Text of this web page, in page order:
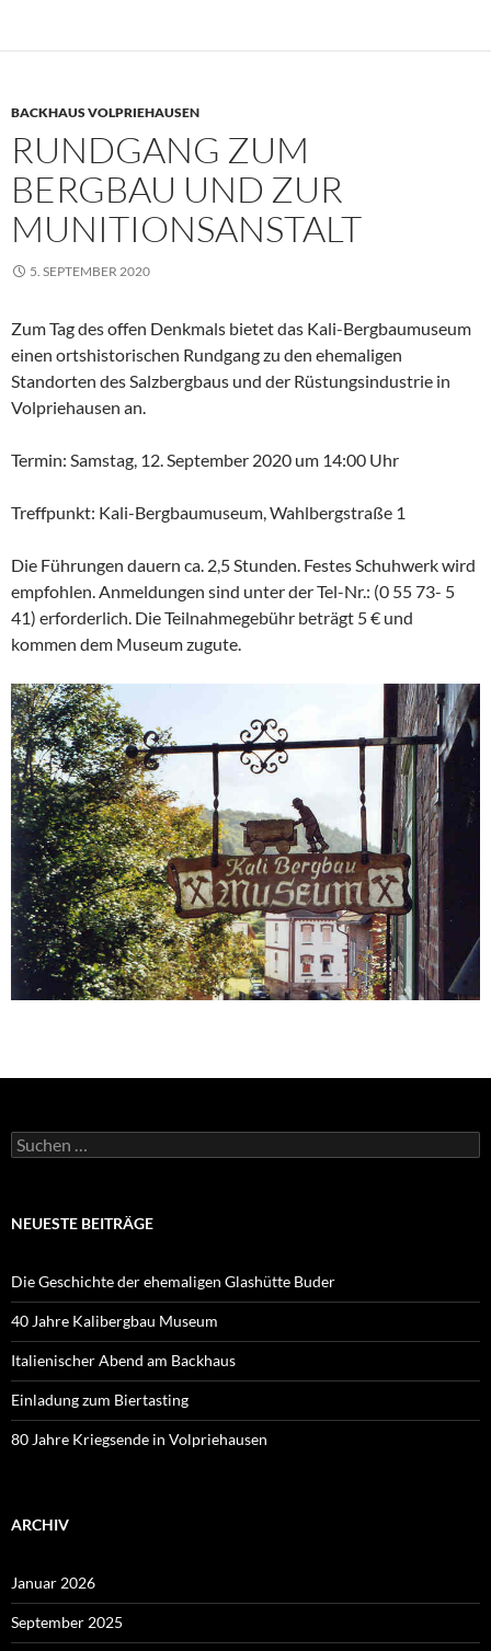
BACKHAUS VOLPRIEHAUSEN
RUNDGANG ZUM
BERGBAU UND ZUR
MUNITIONSANSTALT
5. SEPTEMBER 2020
Zum Tag des offen Denkmals bietet das Kali-Bergbaumuseum
einen ortshistorischen Rundgang zu den ehemaligen
Standorten des Salzbergbaus und der Rüstungsindustrie in
Volpriehausen an.
Termin: Samstag, 12. September 2020 um 14:00 Uhr
Treffpunkt: Kali-Bergbaumuseum, Wahlbergstraße 1
Die Führungen dauern ca. 2,5 Stunden. Festes Schuhwerk wird
empfohlen. Anmeldungen sind unter der Tel-Nr.: (0 55 73- 5
41) erforderlich. Die Teilnahmegebühr beträgt 5 € und
kommen dem Museum zugute.
Suchen
nach:
NEUESTE BEITRÄGE
Die Geschichte der ehemaligen Glashütte Buder
40 Jahre Kalibergbau Museum
Italienischer Abend am Backhaus
Einladung zum Biertasting
80 Jahre Kriegsende in Volpriehausen
ARCHIV
Januar 2026
September 2025